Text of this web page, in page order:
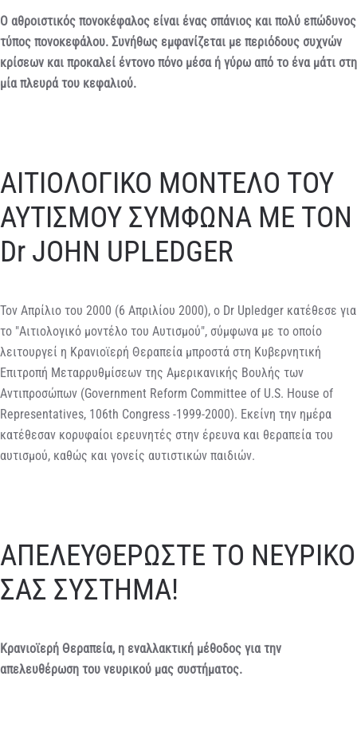
Ο αθροιστικός πονοκέφαλος είναι ένας σπάνιος και πολύ επώδυνος
τύπος πονοκεφάλου. Συνήθως εμφανίζεται με περιόδους συχνών
κρίσεων και προκαλεί έντονο πόνο μέσα ή γύρω από το ένα μάτι στη
μία πλευρά του κεφαλιού.
ΑΙΤΙΟΛΟΓΙΚΟ ΜΟΝΤΕΛΟ ΤΟΥ
ΑΥΤΙΣΜΟΥ ΣΥΜΦΩΝΑ ΜΕ ΤΟΝ
Dr JOHN UPLEDGER
Τον Απρίλιο του 2000 (6 Απριλίου 2000), ο Dr Upledger κατέθεσε για
το "Αιτιολογικό μοντέλο του Αυτισμού", σύμφωνα με το οποίο
λειτουργεί η Κρανιοϊερή Θεραπεία μπροστά στη Κυβερνητική
Επιτροπή Μεταρρυθμίσεων της Αμερικανικής Βουλής των
Αντιπροσώπων (Government Reform Committee of U.S. House of
Representatives, 106th Congress -1999-2000). Εκείνη την ημέρα
κατέθεσαν κορυφαίοι ερευνητές στην έρευνα και θεραπεία του
αυτισμού, καθώς και γονείς αυτιστικών παιδιών.
ΑΠΕΛΕΥΘΕΡΩΣΤΕ ΤΟ ΝΕΥΡΙΚΟ
ΣΑΣ ΣΥΣΤΗΜΑ!
Κρανιοϊερή Θεραπεία, η εναλλακτική μέθοδος για την
απελευθέρωση του νευρικού μας συστήματος.